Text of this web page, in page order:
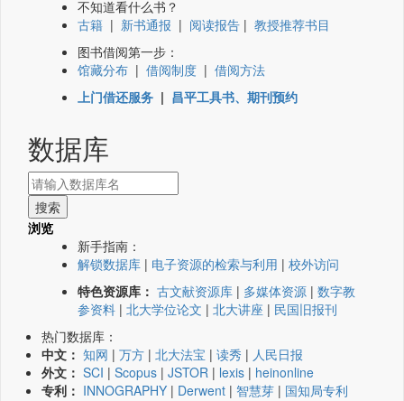
不知道看什么书？
古籍 | 新书通报 | 阅读报告 | 教授推荐书目
图书借阅第一步：
馆藏分布 | 借阅制度 | 借阅方法
上门借还服务 | 昌平工具书、期刊预约
数据库
浏览
新手指南：
解锁数据库 | 电子资源的检索与利用 | 校外访问
特色资源库： 古文献资源库 | 多媒体资源 | 数字教
参资料 | 北大学位论文 | 北大讲座 | 民国旧报刊
热门数据库：
中文： 知网 | 万方 | 北大法宝 | 读秀 | 人民日报
外文： SCI | Scopus | JSTOR | lexis | heinonline
专利： INNOGRAPHY | Derwent | 智慧芽 | 国知局专利